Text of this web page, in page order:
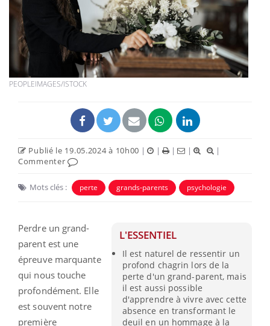
PEOPLEIMAGES/ISTOCK
Publié le 19.05.2024 à 10h00 | | | |
|
Commenter
Mots clés : perte grands-parents psychologie
L'ESSENTIEL
Il est naturel de ressentir un
profond chagrin lors de la
perte d'un grand-parent, mais
il est aussi possible
d'apprendre à vivre avec cette
absence en transformant le
deuil en un hommage à la
Perdre un grand-
parent est une
épreuve marquante
qui nous touche
profondément. Elle
est souvent notre
première